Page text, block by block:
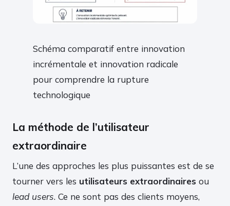
Schéma comparatif entre innovation
incrémentale et innovation radicale
pour comprendre la rupture
technologique
La méthode de l’utilisateur
extraordinaire
L’une des approches les plus puissantes est de se
tourner vers les utilisateurs extraordinaires ou
lead users. Ce ne sont pas des clients moyens,